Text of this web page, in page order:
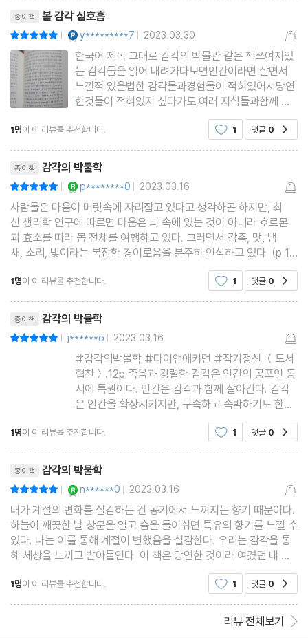
혼 전 머리카락을 자르는 유대인 여자들, 프렌치 키스의 유래, 섹스
와 음식의 관계, 18세기 영국의 사디즘적인 요리법, 고통의 화학작
용, 지구가 들려주는 무한한 자연의 멜로디, 원래는 투명한 북금 곰
의 털…… 사향노루 냄새의 호르몬 효과에서 접촉의 생물학적 필요
까지, 저자는 인간을 둘러싼 감각 세계의 모든 것을 다루고 있다.
아름다운 멜로디에, 향기로운 냄새에, 달콤한 맛에, 따뜻한 감촉에
연, 이 세상에 대한 새로운 이해의 지평을 열고, 나아가 ‘나’라는 존
재를 인식하기 위한 인간의 오랜 발자취를 아름답게 그려내고 있다.
시각
견자의 눈│하늘을 어떻게 볼 것인가│빛│색깔│가을에 잎새는 왜
색이 변할까│동물│화가의 눈│미인의 얼굴│밤에 우주선 발사를 지
켜보다│이미지의 힘, 순환하는 원│집의 둥근 벽
공감각
후기 지구의 꿈
찾아보기
종이책 봄 감각 심호흡
| y*********7 | 2023.03.30
한국어 제목 그대로 감각의 박물관 같은 책쓰여져있
는 감각들을 읽어 내려가다보면인간이라면 살면서
느낀적 있을법한 감각들과경험들이 적혀있어서당연
한것들이 적혀있지 싶다가도,여러 지식들과함께 설
명된 구절들을 읽다보면 그래그렇치 하면서흥미롭고
위트있는 구절들을 따라가게 된다.여러감각들을 눈
리전증후근을 겪는 여자들은
1명이 이 리뷰를 추천합니다. 1 댓글 0
종이책 감각의 박물학
| p********0 | 2023.03.16
사람들은 마음이 머릿속에 자리잡고 있다고 생각하곤 하지만, 최
신 생리학 연구에 따르면 마음은 뇌 속에 있는 것이 아니라 호르몬
과 효소를 따라 몸 전체를 여행하고 있다. 그러면서 감촉, 맛, 냄
새, 소리, 빛이라는 복잡한 경이로움을 분주히 인식하고 있다. (p.1
과 진화과정을 탐구하고, 문화에 따른 다양한 감
1명이 이 리뷰를 추천합니다. 1 댓글 0
종이책 감각의 박물학
| j******o | 2023.03.16
#감각의박물학 #다이앤애커먼 #작가정신 ＜도서
협찬＞.12p 죽음과 강렬한 감각은 인간의 공포인 동
시에 특권이다. 인간은 감각과 함께 살아간다. 감각
은 인간을 확장시키지만, 구속하고 속박하기도 한다.
그러나 그것은 얼마나 아름다운가. 우리의 감각은 얼
마나 신비로운가. 감각하며 살수밖에 없는 우리의 삶
미각, 청각, 시각, 공
1명이 이 리뷰를 추천합니다. 1 댓글 0
종이책 감각의 박물학
| n******0 | 2023.03.16
내가 계절의 변화를 실감하는 건 공기에서 느껴지는 향기 때문이다.
하늘이 깨끗한 날 창문을 열고 숨을 들이쉬면 특유의 향기를 느낄 수
있다. 나는 이를 통해 계절이 변했음을 실감한다. 우리는 감각을 통
해 세상을 느끼고 받아들인다. 이 책은 당연한 것이라 여겼던 내 안
고 공감각에 이르기까지 이들의 기원
1명이 이 리뷰를 추천합니다. 1 댓글 0
리뷰 전체보기